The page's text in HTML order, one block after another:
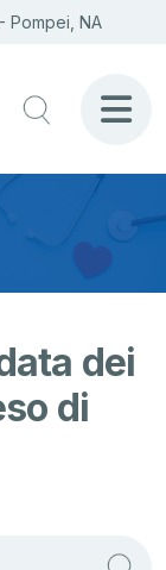
Pompei, NA
dei
di